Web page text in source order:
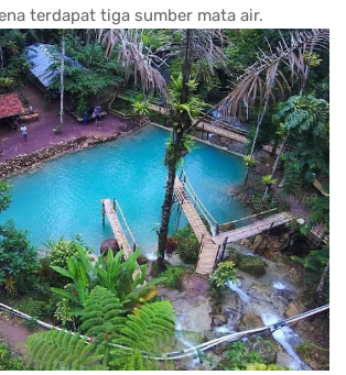
terdapat tiga sumber mata air.